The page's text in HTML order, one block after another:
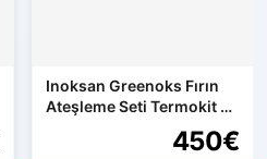
Inoksan Greenoks Fırın
Ateşleme Seti Termokit ve
450€